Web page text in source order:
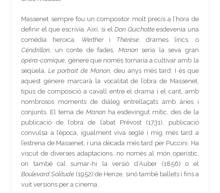
Massenet sempre fou un compositor molt precís a l’hora de
definir el que escrivia. Així, si elDon Quichotteesdevenia una
comèdia heroica, Wertheri Thérèse, drames lírics, o
Céndrillon , un conte de fades, Manonseria la seva gran
opéra-comique , gènere que només tornaria a cultivar amb la
seqüela,Le portrait de Manon, deu anys més tard. I és que
aquest gènere marcarà la vocalitat de l’obra de Massenet,
tipus de composició a cavall entre el drama i el cant, amb
nombrosos moments de diàleg entrellaçats amb àries i
conjunts. El tema de Manonha esdevingut mític, des de la
publicació de l’obra de l’abat Prévost (1731), publicació
convulsa a l’època, igualment viva segle i mig més tard a
l’estrena de Massenet, i una dècada més tard per Puccini. Ha
viscut de diverses adaptacions, no només al món operístic,
on també cal sumar-hi la versió d’Auber (1856) o el
Boulevard Solitude (1952) de Henze, sinó també ballets i fins a
vuit versions per a cinema.